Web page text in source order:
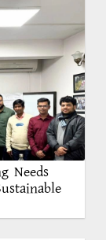
Needs